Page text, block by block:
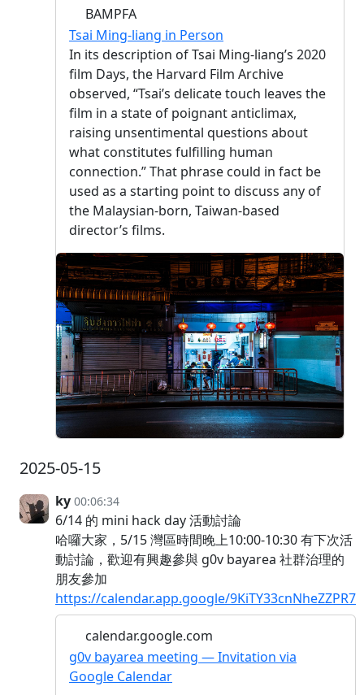
BAMPFA
Tsai Ming-liang in Person
In its description of Tsai Ming-liang’s 2020
film Days, the Harvard Film Archive
observed, “Tsai’s delicate touch leaves the
film in a state of poignant anticlimax,
raising unsentimental questions about
what constitutes fulfilling human
connection.” That phrase could in fact be
used as a starting point to discuss any of
the Malaysian-born, Taiwan-based
director’s films.
2025-05-15
ky 00:06:34
6/14 的 mini hack day 活動討論
哈囉大家，5/15 灣區時間晚上10:00-10:30 有下次活
動討論，歡迎有興趣參與 g0v bayarea 社群治理的
朋友參加
https://calendar.app.google/9KiTY33cnNheZZPR7
calendar.google.com
g0v bayarea meeting — Invitation via
Google Calendar